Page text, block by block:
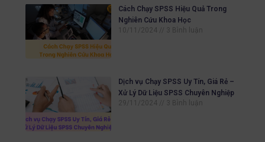
Cách Chạy SPSS Hiệu Quả Trong
Nghiên Cứu Khoa Học
10/11/2024
3 Bình luận
Dịch vụ Chạy SPSS Uy Tín, Giá Rẻ –
Xử Lý Dữ Liệu SPSS Chuyên Nghiệp
29/11/2024
3 Bình luận